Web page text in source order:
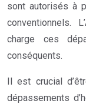
sont autorisés à
conventionnels.
charge ces
conséquents.
Il est crucial
dépassements